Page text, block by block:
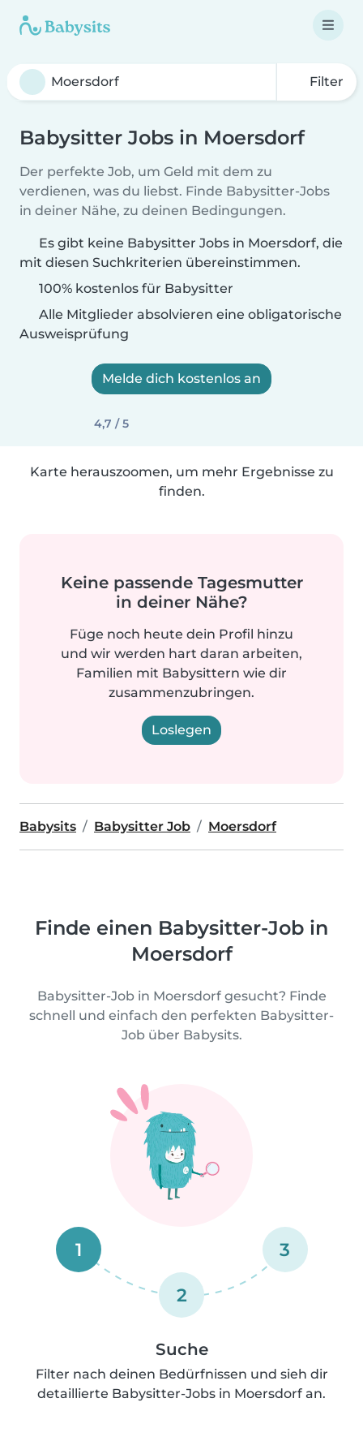
Filter
Babysitter Jobs in Moersdorf
Der perfekte Job, um Geld mit dem zu
verdienen, was du liebst. Finde Babysitter-Jobs
in deiner Nähe, zu deinen Bedingungen.
Es gibt keine Babysitter Jobs in Moersdorf, die
mit diesen Suchkriterien übereinstimmen.
100% kostenlos für Babysitter
Alle Mitglieder absolvieren eine obligatorische
Ausweisprüfung
Melde dich kostenlos an
4,7 / 5
Karte herauszoomen, um mehr Ergebnisse zu
finden.
Keine passende Tagesmutter
in deiner Nähe?
Füge noch heute dein Profil hinzu
und wir werden hart daran arbeiten,
Familien mit Babysittern wie dir
zusammenzubringen.
Loslegen
Babysits Babysitter Job Moersdorf
Finde einen Babysitter-Job in
Moersdorf
Babysitter-Job in Moersdorf gesucht? Finde
schnell und einfach den perfekten Babysitter-
Job über Babysits.
1
2
3
Suche
Filter nach deinen Bedürfnissen und sieh dir
detaillierte Babysitter-Jobs in Moersdorf an.